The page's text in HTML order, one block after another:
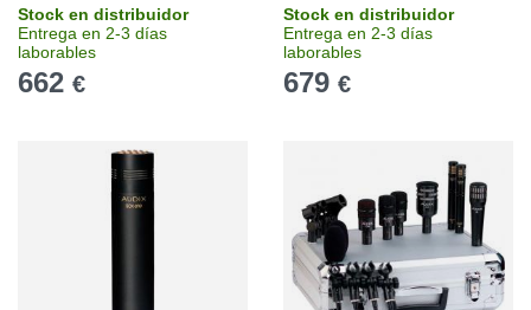
Stock en distribuidor
Entrega en 2-3 días
laborables
662 €
Stock en distribuidor
Entrega en 2-3 días
laborables
679 €